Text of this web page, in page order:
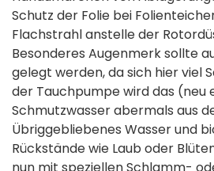
Schutz der Folie bei
Flachstrahl anstelle der
Besonderes Augenmerk sollte
gelegt werden, da sich hier viel
der Tauchpumpe wird das (neu
Schmutzwasser abermals aus
Übriggebliebenes Wasser und
Rückstände wie Laub oder
nun mit speziellen Schlamm-